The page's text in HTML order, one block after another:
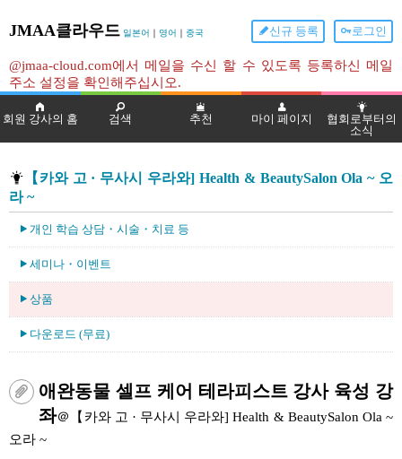
JMAA클라우드 일본어 ｜ 영어 ｜ 중국 로그인
신규 등록
@jmaa-cloud.com에서 메일을 수신 할 수 있도록 등록하신 메일
주소 설정을 확인해주십시오.
회원 강사의 홈 검색 추천 마이 페이지
협회로부터의
소식
【카와 고 · 무사시 우라와] Health & BeautySalon Ola ~ 오
라 ~
개인 학습 상담・시술・치료 등
세미나・이벤트
상품
다운로드 (무료)
애완동물 셀프 케어 테라피스트 강사 육성 강
좌＠【카와 고 · 무사시 우라와] Health & BeautySalon Ola ~
오라 ~